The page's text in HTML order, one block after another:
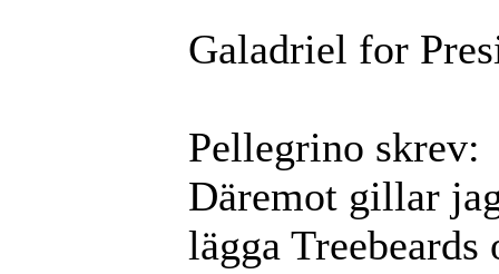
Galadriel for
Pellegrino skrev:
Däremot gillar
lägga